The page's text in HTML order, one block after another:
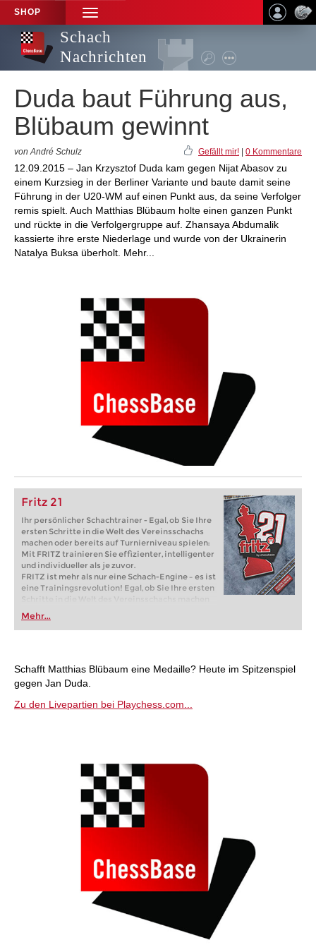
SHOP
TOGGLE
NAVIGATION
Schach
Nachrichten
Duda baut Führung aus,
Blübaum gewinnt
von André Schulz Gefällt mir! 0 Kommentare
12.09.2015 – Jan Krzysztof Duda kam gegen Nijat Abasov zu
einem Kurzsieg in der Berliner Variante und baute damit seine
Führung in der U20-WM auf einen Punkt aus, da seine Verfolger
remis spielt. Auch Matthias Blübaum holte einen ganzen Punkt
und rückte in die Verfolgergruppe auf. Zhansaya Abdumalik
kassierte ihre erste Niederlage und wurde von der Ukrainerin
Natalya Buksa überholt. Mehr...
Fritz 21
Ihr persönlicher Schachtrainer - Egal, ob Sie Ihre
ersten Schritte in die Welt des Vereinsschachs
machen oder bereits auf Turnierniveau spielen:
Mit FRITZ trainieren Sie effizienter, intelligenter
und individueller als je zuvor.
FRITZ ist mehr als nur eine Schach-Engine – es ist
eine Trainingsrevolution! Egal, ob Sie Ihre ersten
Schritte in die Welt des Vereinsschachs machen
oder bereits auf Turnierniveau spielen: Mit
FRITZ trainieren Sie effizienter, intelligenter und
individueller als je zuvor.
Mehr...
Schafft Matthias Blübaum eine Medaille? Heute im Spitzenspiel
gegen Jan Duda.
Zu den Livepartien bei Playchess.com...